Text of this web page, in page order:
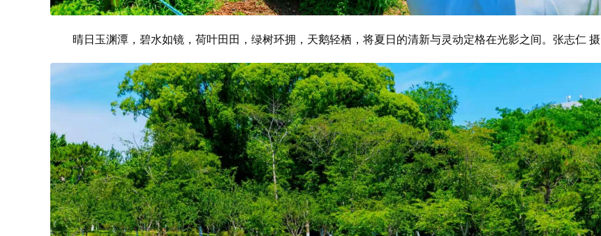
晴日玉渊潭，碧水如镜，荷叶田田，绿树环拥，天鹅轻栖，将夏日的清新与灵动定格在光影之间。张志仁 摄